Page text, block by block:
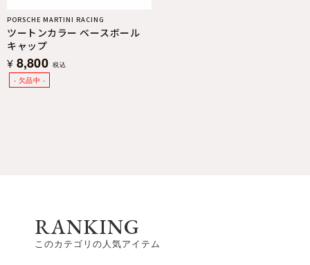
PORSCHE MARTINI RACING
ツートンカラー ベースボール
キャップ
¥ 8,800 税込
RANKING
このカテゴリの人気アイテム